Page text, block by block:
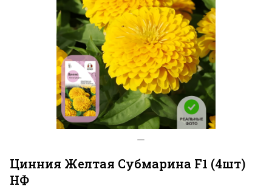
Цинния Желтая Субмарина F1 (4шт)
НФ